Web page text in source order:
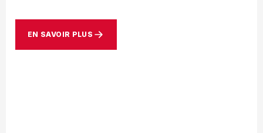
EN SAVOIR PLUS